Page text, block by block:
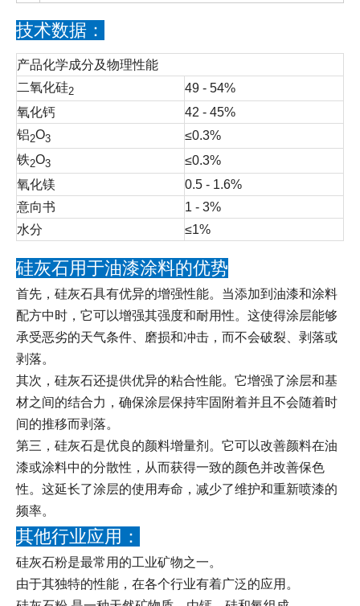
技术数据：
产品化学成分及物理性能
二氧化硅2
49 - 54%
氧化钙
42 - 45%
铝2O3
≤0.3%
铁2O3
≤0.3%
氧化镁
0.5 - 1.6%
意向书
1 - 3%
水分
≤1%
硅灰石用于油漆涂料的优势
首先，硅灰石具有优异的增强性能。当添加到油漆和涂料
配方中时，它可以增强其强度和耐用性。这使得涂层能够
承受恶劣的天气条件、磨损和冲击，而不会破裂、剥落或
剥落。
其次，硅灰石还提供优异的粘合性能。它增强了涂层和基
材之间的结合力，确保涂层保持牢固附着并且不会随着时
间的推移而剥落。
第三，硅灰石是优良的颜料增量剂。它可以改善颜料在油
漆或涂料中的分散性，从而获得一致的颜色并改善保色
性。这延长了涂层的使用寿命，减少了维护和重新喷漆的
频率。
其他行业应用：
硅灰石粉是最常用的工业矿物之一。
由于其独特的性能，在各个行业有着广泛的应用。